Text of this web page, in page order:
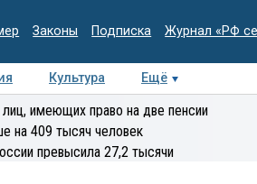
Законы Подписка Журнал «РФ
Культура
Ещё
Колумнисты
имеющих право на две пенсии
на 409 тысяч человек
превысила 27,2 тысячи